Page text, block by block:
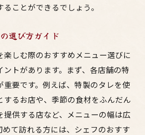
ことができるでしょう。
選び方ガイド
楽しむ際のおすすめメニュー選びに
トがあります。まず、各店舗の特
重要です。例えば、特製のタレを使
するお店や、季節の食材をふんだん
提供する店など、メニューの幅は広
めて訪れる方には、シェフのおすす